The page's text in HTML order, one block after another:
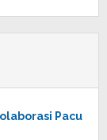
Pacu